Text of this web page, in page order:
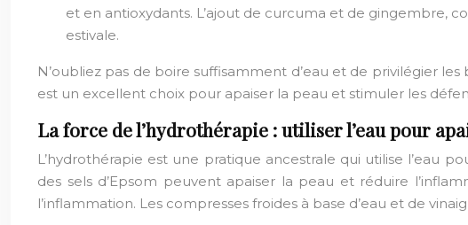
et en antioxydants. L’ajout de curcuma et de gingembre,
estivale.
N’oubliez pas de boire suffisamment d’eau et de privilégier
est un excellent choix pour apaiser la peau et stimuler les
La force de l’hydrothérapie : utiliser l’eau pour
L’hydrothérapie est une pratique ancestrale qui utilise l’eau
des sels d’Epsom peuvent apaiser la peau et réduire
l’inflammation. Les compresses froides à base d’eau et de